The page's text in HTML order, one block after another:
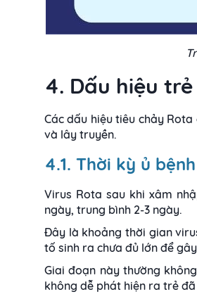
4. Dấu hiệu
Các dấu hiệu tiêu chảy
và lây truyền.
4.1. Thời kỳ ủ bệnh
Virus Rota sau khi xâm
ngày, trung bình 2-3 ngày.
Đây là khoảng thời gian
tố sinh ra chưa đủ lớn để
Giai đoạn này thường
không dễ phát hiện ra trẻ